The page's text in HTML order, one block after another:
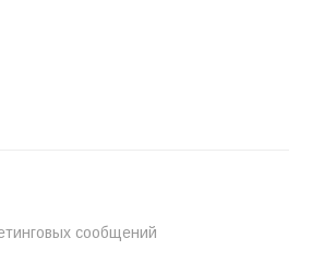
сообщений